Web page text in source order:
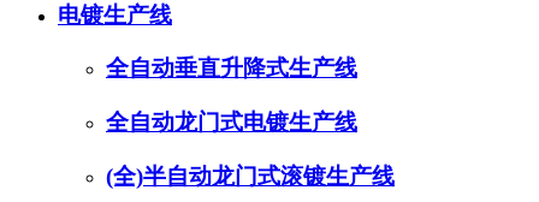
电镀生产线
全自动垂直升降式生产线
全自动龙门式电镀生产线
(全)半自动龙门式滚镀生产线